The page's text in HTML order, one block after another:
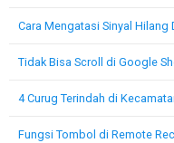
Cara Mengatasi Sinyal Hilang
Tidak Bisa Scroll di Google
4 Curug Terindah di
Fungsi Tombol di Remote